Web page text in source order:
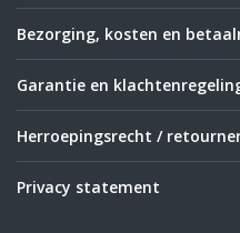
Bezorging, kosten en
Garantie en
Herroepingsrecht /
Privacy statement